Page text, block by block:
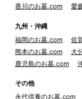
香川のお墓.com
愛
九州・沖縄
福岡のお墓.com
佐
熊本のお墓.com
大
鹿児島のお墓.com
その他
永代供養のお墓.com